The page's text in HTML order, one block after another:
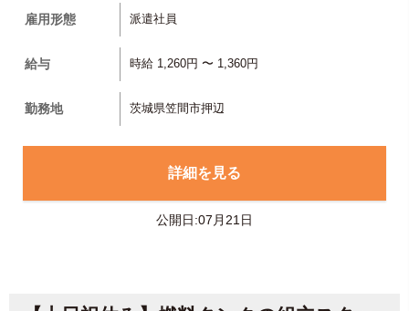
雇用形態 派遣社員
給与 時給 1,260円 〜 1,360円
勤務地 茨城県笠間市押辺
詳細を見る
公開日:07月21日